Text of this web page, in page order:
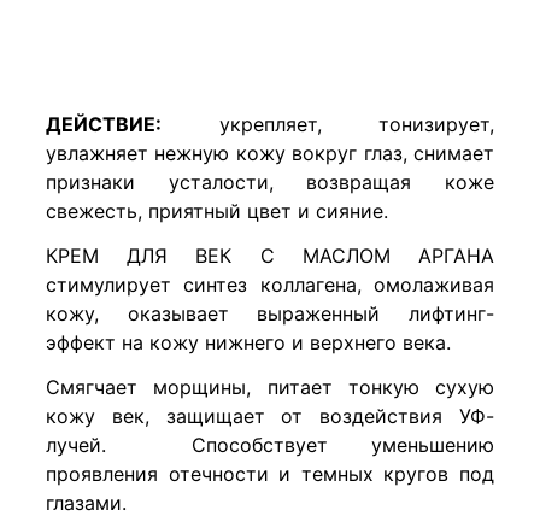
ДЕЙСТВИЕ: укрепляет, тонизирует,
увлажняет нежную кожу вокруг глаз, снимает
признаки усталости, возвращая коже
свежесть, приятный цвет и сияние.
КРЕМ ДЛЯ ВЕК С МАСЛОМ АРГАНА
стимулирует синтез коллагена, омолаживая
кожу, оказывает выраженный лифтинг-
эффект на кожу нижнего и верхнего века.
Смягчает морщины, питает тонкую сухую
кожу век, защищает от воздействия УФ-
лучей. Способствует уменьшению
проявления отечности и темных кругов под
глазами.